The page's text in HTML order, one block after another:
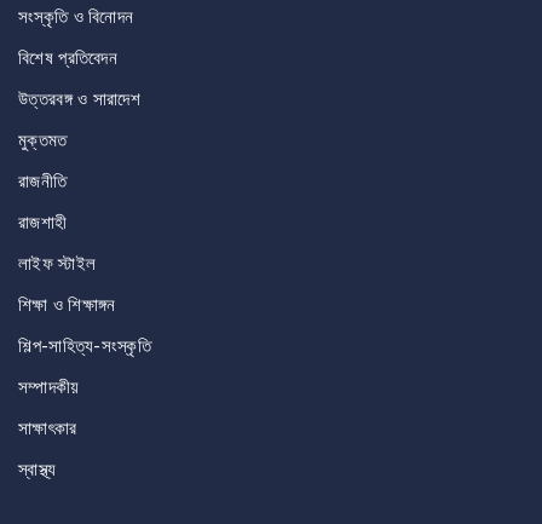
সংস্কৃতি ও বিনোদন
বিশেষ প্রতিবেদন
উত্তরবঙ্গ ও সারাদেশ
মুক্তমত
রাজনীতি
রাজশাহী
লাইফ স্টাইল
শিক্ষা ও শিক্ষাঙ্গন
শিল্প-সাহিত্য-সংস্কৃতি
সম্পাদকীয়
সাক্ষাৎকার
স্বাস্থ্য